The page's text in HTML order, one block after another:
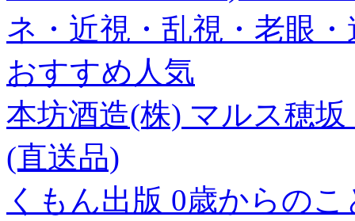
ネ・近視・乱視・老眼・
おすすめ人気
本坊酒造(株) マルス穂
(直送品)
くもん出版 0歳からの